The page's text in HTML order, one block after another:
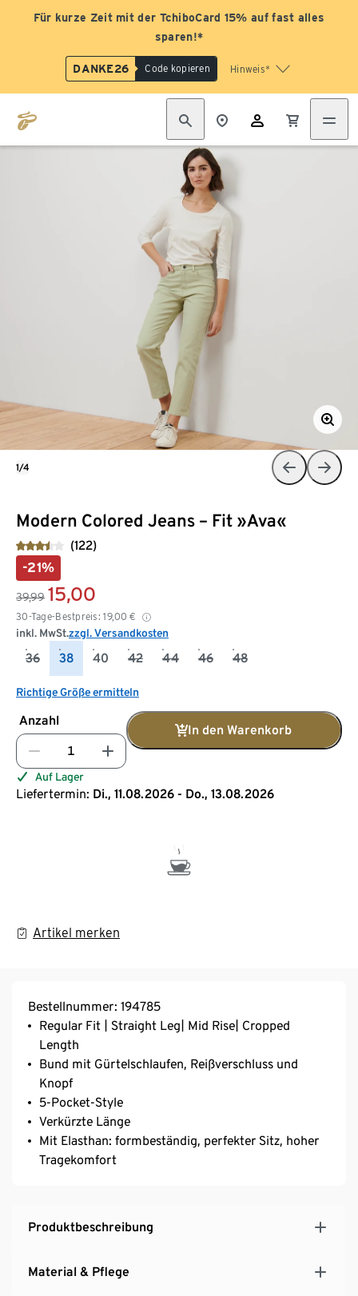
Für kurze Zeit mit der TchiboCard 15% auf fast alles
sparen!*
DANKE26 Code kopieren Hinweis*
Modern Colored Jeans – Fit »Ava«
(122)
-21%
39,99 15,00
30-Tage-Bestpreis: 19,00 €
inkl. MwSt.zzgl. Versandkosten
36 38 40 42 44 46 48
Richtige Größe ermitteln
Anzahl
In den Warenkorb
Auf Lager
Liefertermin: Di., 11.08.2026 - Do., 13.08.2026
Artikel merken
1/4
Bestellnummer: 194785
Regular Fit | Straight Leg| Mid Rise| Cropped
Length
Bund mit Gürtelschlaufen, Reißverschluss und
Knopf
5-Pocket-Style
Verkürzte Länge
Mit Elasthan: formbeständig, perfekter Sitz, hoher
Tragekomfort
Produktbeschreibung
Material & Pflege